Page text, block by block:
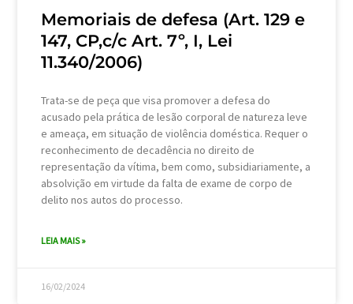
Memoriais de defesa (Art. 129 e
147, CP,c/c Art. 7º, I, Lei
11.340/2006)
Trata-se de peça que visa promover a defesa do
acusado pela prática de lesão corporal de natureza leve
e ameaça, em situação de violência doméstica. Requer o
reconhecimento de decadência no direito de
representação da vítima, bem como, subsidiariamente, a
absolvição em virtude da falta de exame de corpo de
delito nos autos do processo.
LEIA MAIS »
16/02/2024